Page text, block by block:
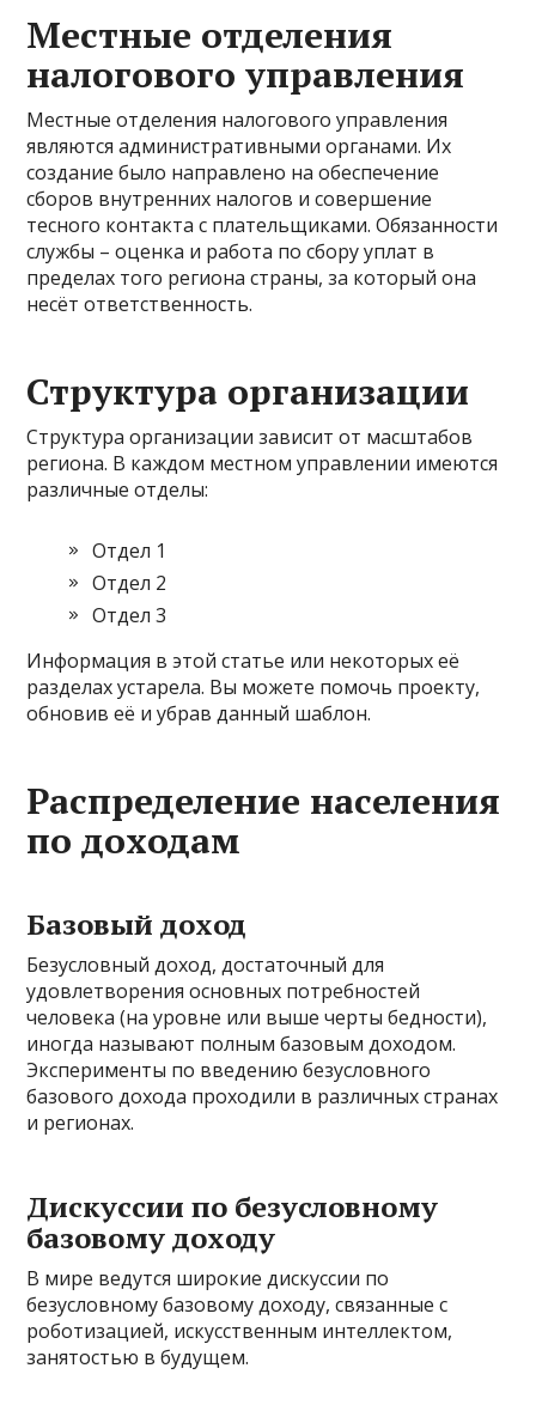
Местные отделения
налогового управления
Местные отделения налогового управления
являются административными органами. Их
создание было направлено на обеспечение
сборов внутренних налогов и совершение
тесного контакта с плательщиками. Обязанности
службы – оценка и работа по сбору уплат в
пределах того региона страны, за который она
несёт ответственность.
Структура организации
Структура организации зависит от масштабов
региона. В каждом местном управлении имеются
различные отделы:
Отдел 1
Отдел 2
Отдел 3
Информация в этой статье или некоторых её
разделах устарела. Вы можете помочь проекту,
обновив её и убрав данный шаблон.
Распределение населения
по доходам
Базовый доход
Безусловный доход, достаточный для
удовлетворения основных потребностей
человека (на уровне или выше черты бедности),
иногда называют полным базовым доходом.
Эксперименты по введению безусловного
базового дохода проходили в различных странах
и регионах.
Дискуссии по безусловному
базовому доходу
В мире ведутся широкие дискуссии по
безусловному базовому доходу, связанные с
роботизацией, искусственным интеллектом,
занятостью в будущем.